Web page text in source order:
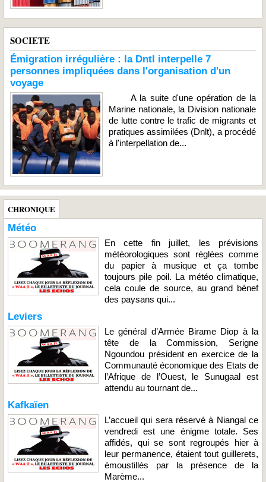
SOCIETE
Émigration irrégulière : la Dntl interpelle 7
personnes impliquées dans l'organisation d'un
voyage
A la suite d'une opération de la
Marine nationale, la Division nationale
de lutte contre le trafic de migrants et
pratiques assimilées (Dnlt), a procédé
à l'interpellation de...
CHRONIQUE
Météo
En cette fin juillet, les prévisions
météorologiques sont réglées comme
du papier à musique et ça tombe
toujours pile poil. La météo climatique,
cela coule de source, au grand bénef
des paysans qui...
Leviers
Le général d’Armée Birame Diop à la
tête de la Commission, Serigne
Ngoundou président en exercice de la
Communauté économique des Etats de
l’Afrique de l’Ouest, le Sunugaal est
attendu au tournant de...
Kafkaïen
L’accueil qui sera réservé à Niangal ce
vendredi est une énigme totale. Ses
affidés, qui se sont regroupés hier à
leur permanence, étaient tout guillerets,
émoustillés par la présence de la
Marème...